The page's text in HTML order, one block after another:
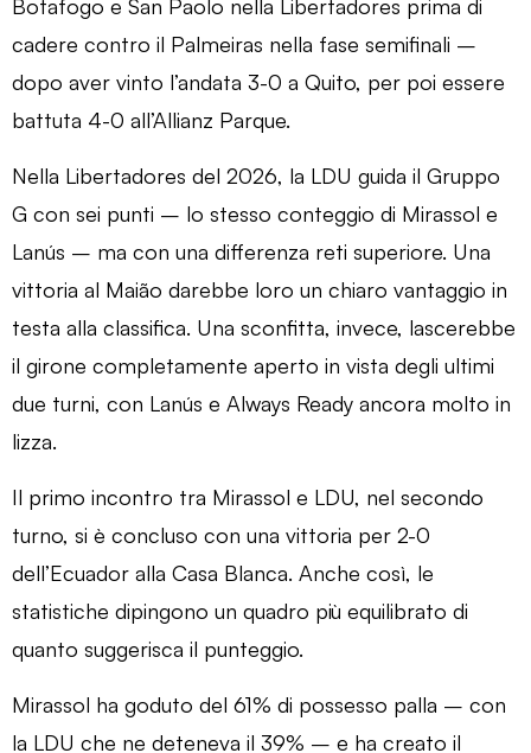
Botafogo e San Paolo nella Libertadores prima di
cadere contro il Palmeiras nella fase semifinali –
dopo aver vinto l’andata 3-0 a Quito, per poi essere
battuta 4-0 all’Allianz Parque.
Nella Libertadores del 2026, la LDU guida il Gruppo
G con sei punti – lo stesso conteggio di Mirassol e
Lanús – ma con una differenza reti superiore. Una
vittoria al Maião darebbe loro un chiaro vantaggio in
testa alla classifica. Una sconfitta, invece, lascerebbe
il girone completamente aperto in vista degli ultimi
due turni, con Lanús e Always Ready ancora molto in
lizza.
Il primo incontro tra Mirassol e LDU, nel secondo
turno, si è concluso con una vittoria per 2-0
dell’Ecuador alla Casa Blanca. Anche così, le
statistiche dipingono un quadro più equilibrato di
quanto suggerisca il punteggio.
Mirassol ha goduto del 61% di possesso palla – con
la LDU che ne deteneva il 39% – e ha creato il